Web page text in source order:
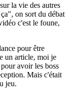
la vie des autres
on sort du débat
c'est le foune,
pour être
un article, moi je
avoir les boss
Mais c'était
jeu.